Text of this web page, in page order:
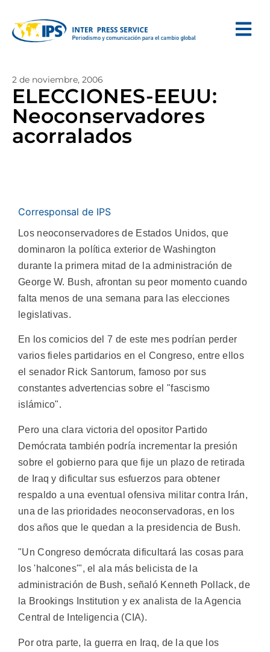
2 de noviembre, 2006
ELECCIONES-EEUU:
Neoconservadores
acorralados
Corresponsal de IPS
Los neoconservadores de Estados Unidos, que
dominaron la política exterior de Washington
durante la primera mitad de la administración de
George W. Bush, afrontan su peor momento cuando
falta menos de una semana para las elecciones
legislativas.
En los comicios del 7 de este mes podrían perder
varios fieles partidarios en el Congreso, entre ellos
el senador Rick Santorum, famoso por sus
constantes advertencias sobre el "fascismo
islámico".
Pero una clara victoria del opositor Partido
Demócrata también podría incrementar la presión
sobre el gobierno para que fije un plazo de retirada
de Iraq y dificultar sus esfuerzos para obtener
respaldo a una eventual ofensiva militar contra Irán,
una de las prioridades neoconservadoras, en los
dos años que le quedan a la presidencia de Bush.
"Un Congreso demócrata dificultará las cosas para
los 'halcones'", el ala más belicista de la
administración de Bush, señaló Kenneth Pollack, de
la Brookings Institution y ex analista de la Agencia
Central de Inteligencia (CIA).
Por otra parte, la guerra en Iraq, de la que los